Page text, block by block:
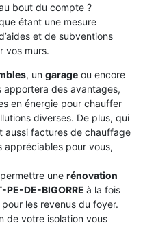
bout du compte ?
étant une mesure
et de subventions
vos murs.
, un garage ou encore
apportera des avantages,
en énergie pour chauffer
diverses. De plus, qui
aussi factures de chauffage
appréciables pour vous,
une rénovation
PE-DE-BIGORRE à la fois
les revenus du foyer.
de votre isolation vous